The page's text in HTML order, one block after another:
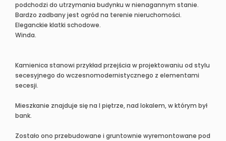
podchodzi do utrzymania budynku w nienagannym stanie.
Bardzo zadbany jest ogród na terenie nieruchomości.
Eleganckie klatki schodowe.
Winda.
Kamienica stanowi przykład przejścia w projektowaniu od stylu
secesyjnego do wczesnomodernistycznego z elementami
secesji.
Mieszkanie znajduje się na I piętrze, nad lokalem, w którym był
bank.
Zostało ono przebudowane i gruntownie wyremontowane pod